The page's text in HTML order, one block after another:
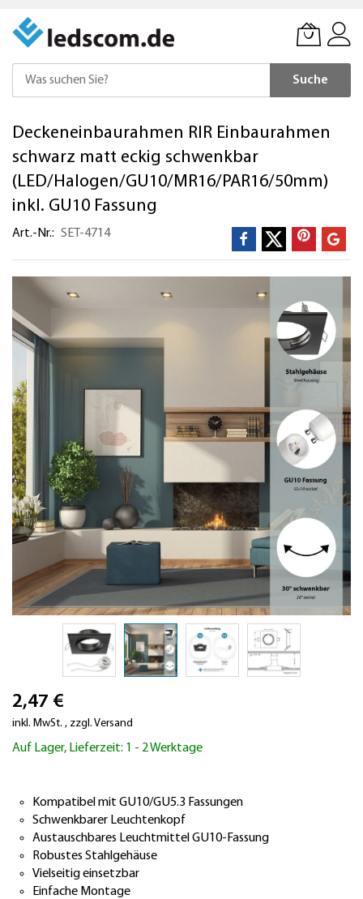
Suche
zum
Inhalt
Deckeneinbaurahmen RIR Einbaurahmen
schwarz matt eckig schwenkbar
(LED/Halogen/GU10/MR16/PAR16/50mm)
inkl. GU10 Fassung
Art.-Nr. SET-4714
Zum
der
Bildergalerie
springen
Anfang
der
springen
2,47 €
inkl. MwSt. , zzgl. Versand
Auf Lager, Lieferzeit: 1 - 2 Werktage
Kompatibel mit GU10/GU5.3 Fassungen
Schwenkbarer Leuchtenkopf
Austauschbares Leuchtmittel GU10-Fassung
Robustes Stahlgehäuse
Vielseitig einsetzbar
Einfache Montage